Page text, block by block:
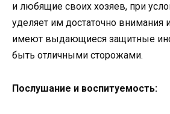
и любящие своих хозяев, при
уделяет им достаточно внимания
имеют выдающиеся защитные
быть отличными сторожами.
Послушание и воспитуемость: